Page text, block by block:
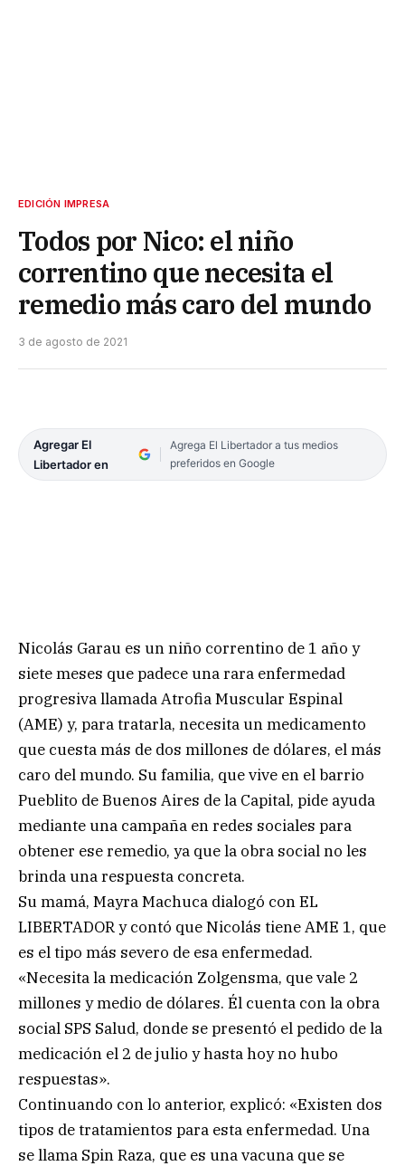
EDICIÓN IMPRESA
Todos por Nico: el niño
correntino que necesita el
remedio más caro del mundo
3 de agosto de 2021
Agregar El
Libertador en
Agrega El Libertador a tus medios
preferidos en Google
Nicolás Garau es un niño correntino de 1 año y
siete meses que padece una rara enfermedad
progresiva llamada Atrofia Muscular Espinal
(AME) y, para tratarla, necesita un medicamento
que cuesta más de dos millones de dólares, el más
caro del mundo. Su familia, que vive en el barrio
Pueblito de Buenos Aires de la Capital, pide ayuda
mediante una campaña en redes sociales para
obtener ese remedio, ya que la obra social no les
brinda una respuesta concreta.
Su mamá, Mayra Machuca dialogó con EL
LIBERTADOR y contó que Nicolás tiene AME 1, que
es el tipo más severo de esa enfermedad.
«Necesita la medicación Zolgensma, que vale 2
millones y medio de dólares. Él cuenta con la obra
social SPS Salud, donde se presentó el pedido de la
medicación el 2 de julio y hasta hoy no hubo
respuestas».
Continuando con lo anterior, explicó: «Existen dos
tipos de tratamientos para esta enfermedad. Una
se llama Spin Raza, que es una vacuna que se